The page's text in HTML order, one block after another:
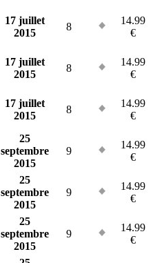
17 juillet
2015
8
14.99
€
17 juillet
2015
8
14.99
€
17 juillet
2015
8
14.99
€
25
septembre
2015
9
14.99
€
25
septembre
2015
9
14.99
€
25
septembre
2015
9
14.99
€